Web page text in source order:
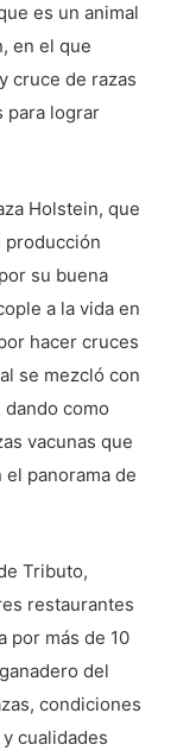
es un animal
en el que
cruce de razas
para lograr
Holstein, que
producción
su buena
a la vida en
hacer cruces
se mezcló con
como
vacunas que
panorama de
Tributo,
restaurantes
por más de 10
del
condiciones
cualidades